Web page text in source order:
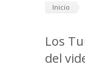
Inicio
Los
del